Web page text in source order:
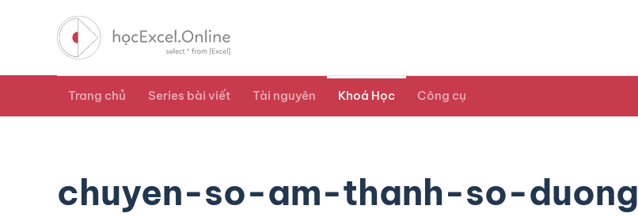
Trang chủ Series bài viết Tài nguyên Khoá Học Công cụ
chuyen-so-am-thanh-so-duong